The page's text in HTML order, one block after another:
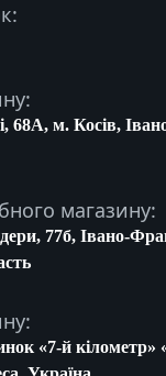
68A, м. Косів,
магазину:
77б, Івано-
«7-й кілометр»